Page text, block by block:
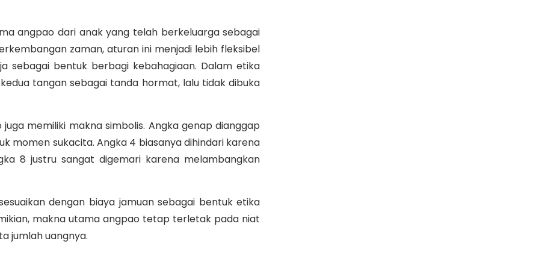
angpao dari anak yang telah berkeluarga sebagai
zaman, aturan ini menjadi lebih fleksibel
sebagai bentuk berbagi kebahagiaan. Dalam etika
tangan sebagai tanda hormat, lalu tidak dibuka
memiliki makna simbolis. Angka genap dianggap
momen sukacita. Angka 4 biasanya dihindari karena
8 justru sangat digemari karena melambangkan
dengan biaya jamuan sebagai bentuk etika
makna utama angpao tetap terletak pada niat
jumlah uangnya.